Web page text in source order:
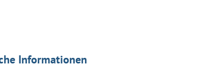
Informationen